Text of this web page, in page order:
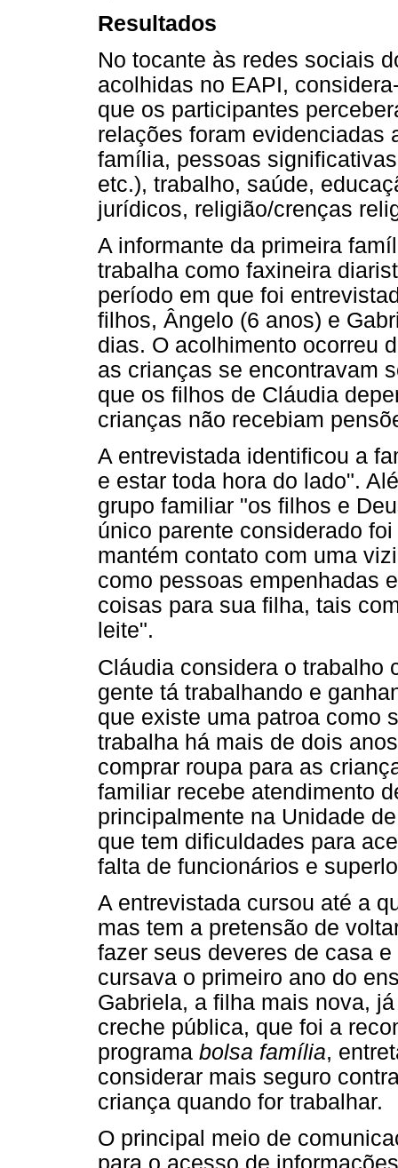
Resultados
No tocante às redes sociais
acolhidas no EAPI,
que os participantes
relações foram evidenciadas
família, pessoas
etc.), trabalho, saúde,
jurídicos, religião/crenças
A informante da primeira
trabalha como faxineira
período em que foi
filhos, Ângelo (6 anos) e
dias. O acolhimento ocorreu
as crianças se encontravam
que os filhos de Cláudia
crianças não recebiam
A entrevistada identificou a
e estar toda hora do lado".
grupo familiar "os filhos e
único parente considerado
mantém contato com uma
como pessoas empenhadas
coisas para sua filha, tais
leite".
Cláudia considera o trabalho
gente tá trabalhando e
que existe uma patroa como
trabalha há mais de dois
comprar roupa para as
familiar recebe atendimento
principalmente na Unidade
que tem dificuldades para
falta de funcionários e
A entrevistada cursou até a
mas tem a pretensão de
fazer seus deveres de casa
cursava o primeiro ano do
Gabriela, a filha mais nova,
creche pública, que foi a
programa bolsa família,
considerar mais seguro
criança quando for trabalhar.
O principal meio de
para o acesso de